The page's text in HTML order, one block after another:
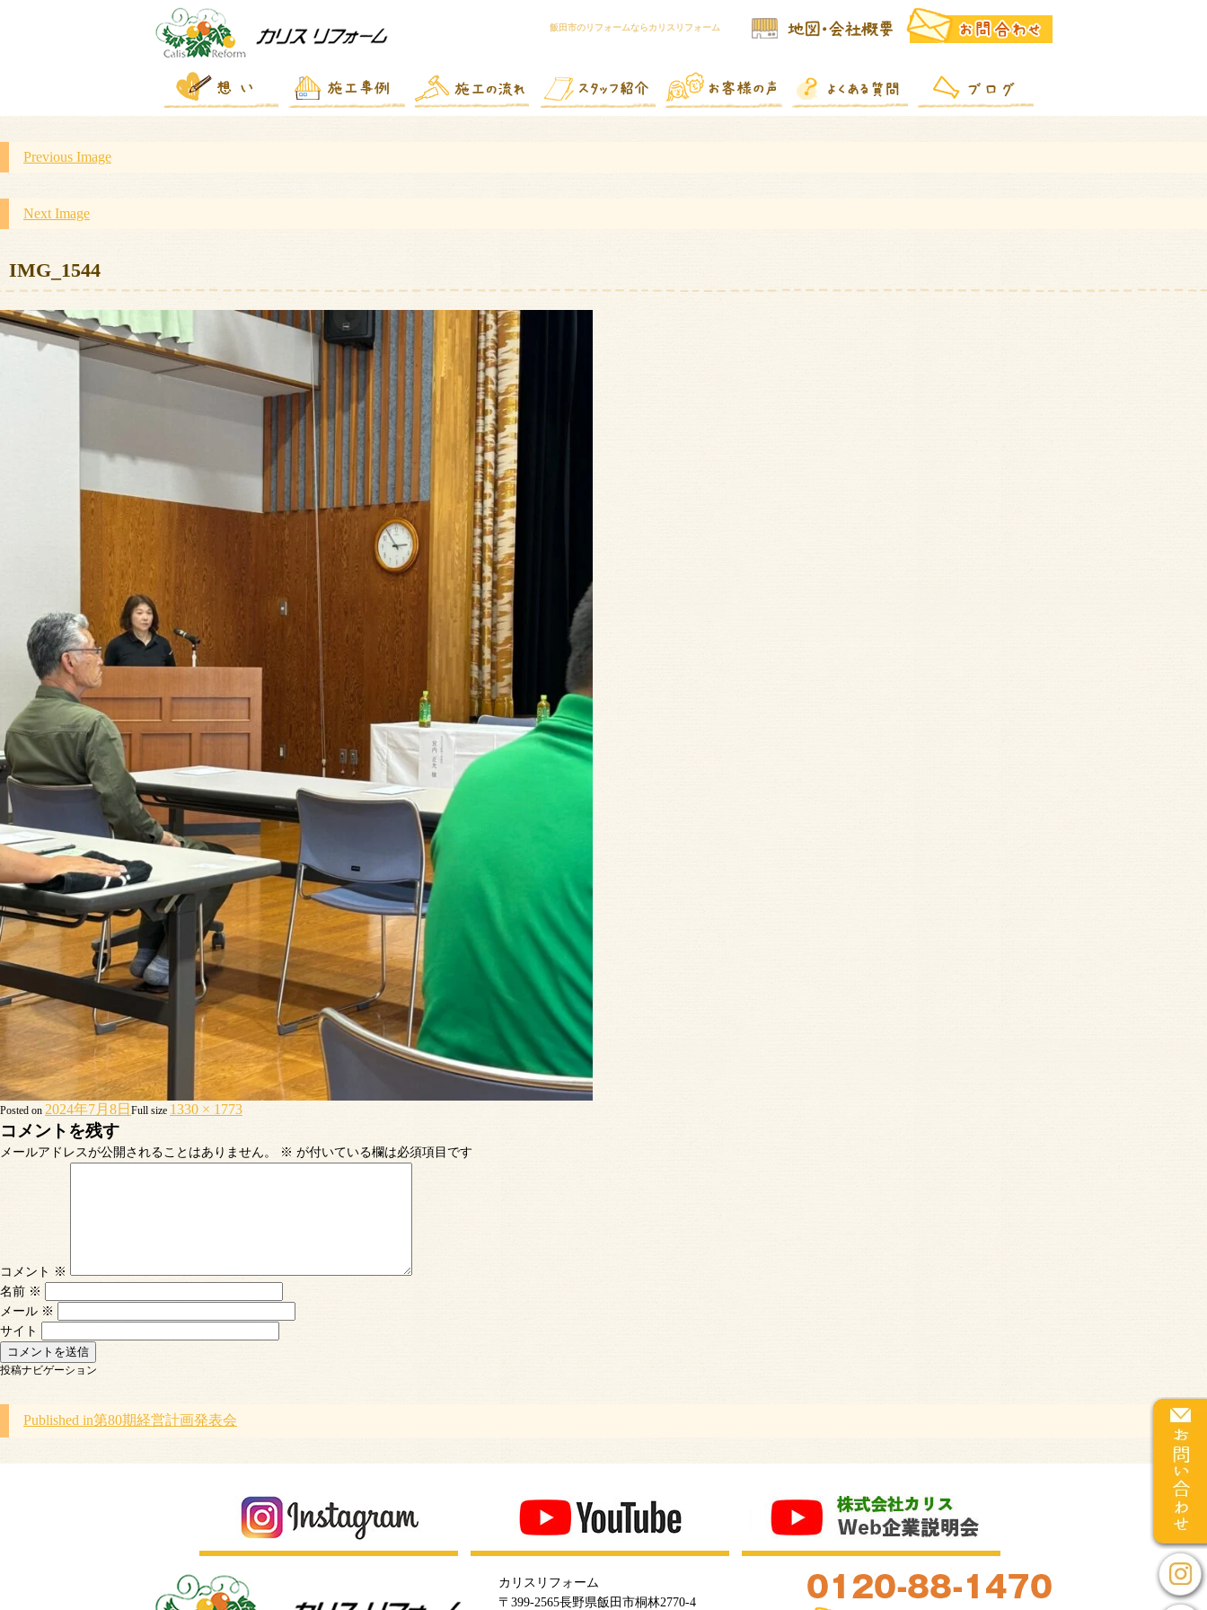
飯田市のリフォームならカリスリフォーム
Previous Image
Next Image
IMG_1544
Posted on 2024年7月8日 Full size 1330 × 1773
コメントを残す
メールアドレスが公開されることはありません。 ※ が付いている欄は必須項目です
コメント ※
名前 ※
メール ※
サイト
投稿ナビゲーション
Published in第80期経営計画発表会
カリスリフォーム
〒399-2565長野県飯田市桐林2770-4